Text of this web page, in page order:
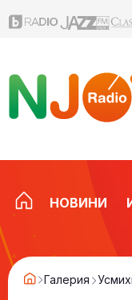
НОВИНИ
Галерия